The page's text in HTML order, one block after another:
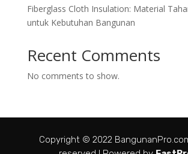
Fiberglass Cloth Insulation: Material
untuk Kebutuhan Bangunan
Recent Comments
No comments to show.
Copyright © 2022